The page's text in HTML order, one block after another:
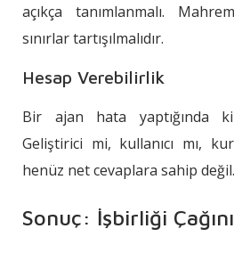
açıkça tanımlanmalı.
sınırlar tartışılmalıdır.
Hesap Verebilirlik
Bir ajan hata yaptığında
Geliştirici mi, kullanıcı mı,
henüz net cevaplara sahip değil.
Sonuç: İşbirliği